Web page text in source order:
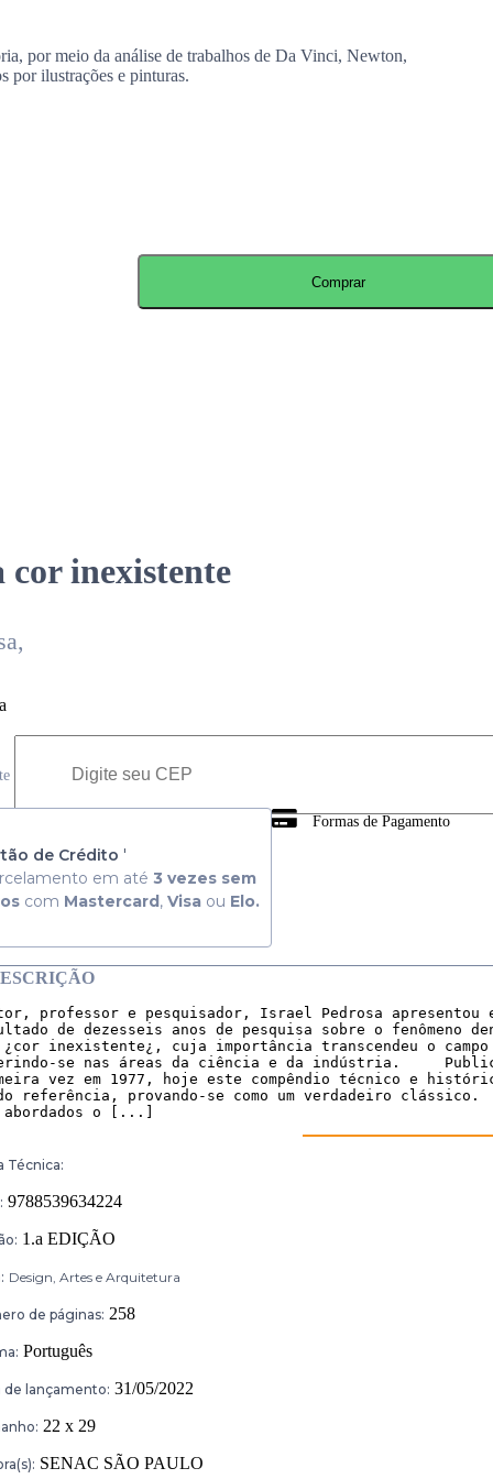
por meio da análise de trabalhos de Da Vinci, Newton,
por ilustrações e pinturas.
Comprar
cor inexistente
Formas de Pagamento
de Crédito '
em até 3 vezes sem
com Mastercard, Visa ou Elo.
professor e pesquisador, Israel Pedrosa apresentou
de dezesseis anos de pesquisa sobre o fenômeno
inexistente¿, cuja importância transcendeu o
se nas áreas da ciência e da indústria.
vez em 1977, hoje este compêndio técnico e
referência, provando-se como um verdadeiro
abordados o [...]
Técnica:
9788539634224
1.a EDIÇÃO
Design, Artes e Arquitetura
de páginas: 258
Português
de lançamento: 31/05/2022
22 x 29
SENAC SÃO PAULO